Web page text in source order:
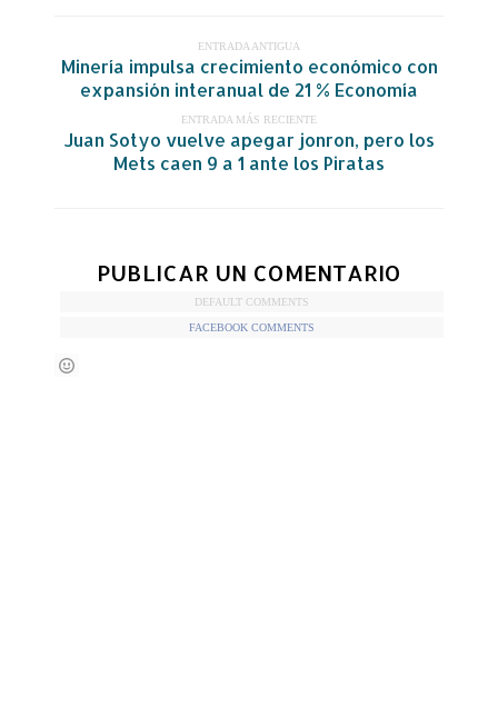
ENTRADA ANTIGUA
Minería impulsa crecimiento económico con
expansión interanual de 21 % Economía
ENTRADA MÁS RECIENTE
Juan Sotyo vuelve apegar jonron, pero los
Mets caen 9 a 1 ante los Piratas
PUBLICAR UN COMENTARIO
DEFAULT COMMENTS
FACEBOOK COMMENTS